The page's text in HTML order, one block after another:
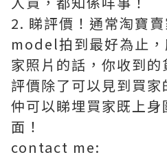
2. 睇評價！通常淘寶
model拍到最好為止
家照片的話，你收到的
評價除了可以見到買家
仲可以睇埋買家既上
面！
contact me: